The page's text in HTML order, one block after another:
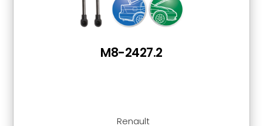
Renault
M8-2427.2